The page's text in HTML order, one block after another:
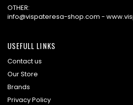
OTHER:
info@vispateresa-shop.com -
USEFULL LINKS
Contact us
Our Store
Brands
Privacy Policy